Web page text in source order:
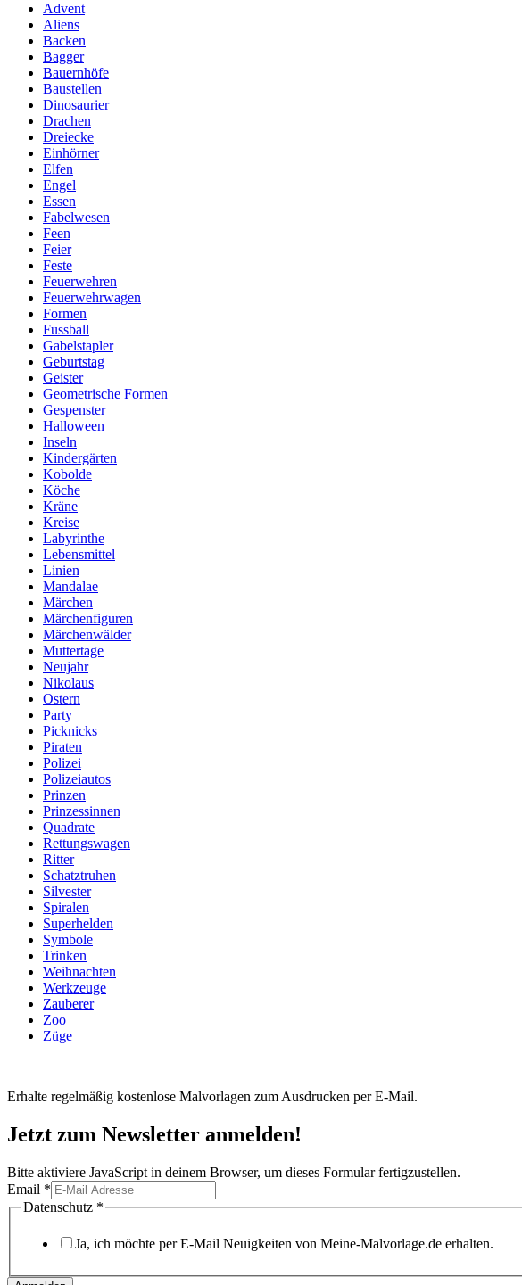
Advent
Aliens
Backen
Bagger
Bauernhöfe
Baustellen
Dinosaurier
Drachen
Dreiecke
Einhörner
Elfen
Engel
Essen
Fabelwesen
Feen
Feier
Feste
Feuerwehren
Feuerwehrwagen
Formen
Fussball
Gabelstapler
Geburtstag
Geister
Geometrische Formen
Gespenster
Halloween
Inseln
Kindergärten
Kobolde
Köche
Kräne
Kreise
Labyrinthe
Lebensmittel
Linien
Mandalae
Märchen
Märchenfiguren
Märchenwälder
Muttertage
Neujahr
Nikolaus
Ostern
Party
Picknicks
Piraten
Polizei
Polizeiautos
Prinzen
Prinzessinnen
Quadrate
Rettungswagen
Ritter
Schatztruhen
Silvester
Spiralen
Superhelden
Symbole
Trinken
Weihnachten
Werkzeuge
Zauberer
Zoo
Züge
Erhalte regelmäßig kostenlose Malvorlagen zum Ausdrucken per E-Mail.
Jetzt zum Newsletter anmelden!
Bitte aktiviere JavaScript in deinem Browser, um dieses Formular fertigzustellen.
Email *
Datenschutz
Datenschutz *
Ja, ich möchte per E-Mail Neuigkeiten von Meine-Malvorlage.de erhalten.